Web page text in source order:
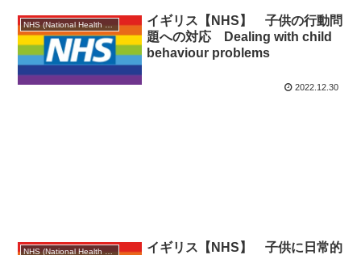
イギリス【NHS】 子供の行動問
題への対応 Dealing with child
behaviour problems
2022.12.30
イギリス【NHS】 子供に日常的